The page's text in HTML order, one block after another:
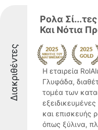
Διακριθέντες
Ρολα
Και Νότια
Η εταιρεία
Γλυφάδα,
τομέα των
και επισκευής
όπως ξύλινα,